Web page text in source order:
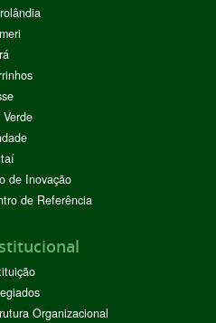
de Inovação
de Referência
Organizacional